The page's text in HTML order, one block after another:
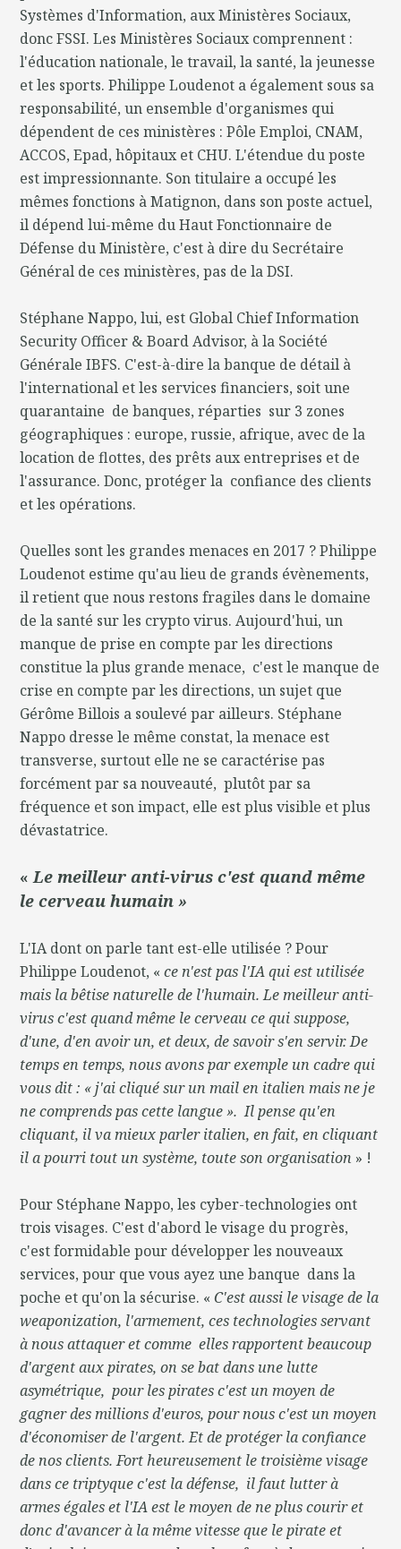
Systèmes d'Information, aux Ministères Sociaux,
donc FSSI. Les Ministères Sociaux comprennent :
l'éducation nationale, le travail, la santé, la jeunesse
et les sports. Philippe Loudenot a également sous sa
responsabilité, un ensemble d'organismes qui
dépendent de ces ministères : Pôle Emploi, CNAM,
ACCOS, Epad, hôpitaux et CHU. L'étendue du poste
est impressionnante. Son titulaire a occupé les
mêmes fonctions à Matignon, dans son poste actuel,
il dépend lui-même du Haut Fonctionnaire de
Défense du Ministère, c'est à dire du Secrétaire
Général de ces ministères, pas de la DSI.
Stéphane Nappo, lui, est Global Chief Information
Security Officer & Board Advisor, à la Société
Générale IBFS. C'est-à-dire la banque de détail à
l'international et les services financiers, soit une
quarantaine de banques, réparties sur 3 zones
géographiques : europe, russie, afrique, avec de la
location de flottes, des prêts aux entreprises et de
l'assurance. Donc, protéger la confiance des clients
et les opérations.
Quelles sont les grandes menaces en 2017 ? Philippe
Loudenot estime qu'au lieu de grands évènements,
il retient que nous restons fragiles dans le domaine
de la santé sur les crypto virus. Aujourd'hui, un
manque de prise en compte par les directions
constitue la plus grande menace, c'est le manque de
crise en compte par les directions, un sujet que
Gérôme Billois a soulevé par ailleurs. Stéphane
Nappo dresse le même constat, la menace est
transverse, surtout elle ne se caractérise pas
forcément par sa nouveauté, plutôt par sa
fréquence et son impact, elle est plus visible et plus
dévastatrice.
« Le meilleur anti-virus c'est quand même
le cerveau humain »
L'IA dont on parle tant est-elle utilisée ? Pour
Philippe Loudenot, «ce n'est pas l'IA qui est utilisée
mais la bêtise naturelle de l'humain. Le meilleur anti-
virus c'est quand même le cerveau ce qui suppose,
d'une, d'en avoir un, et deux, de savoir s'en servir. De
temps en temps, nous avons par exemple un cadre qui
vous dit : « j'ai cliqué sur un mail en italien mais ne je
ne comprends pas cette langue ». Il pense qu'en
cliquant, il va mieux parler italien, en fait, en cliquant
il a pourri tout un système, toute son organisation » !
Pour Stéphane Nappo, les cyber-technologies ont
trois visages. C'est d'abord le visage du progrès,
c'est formidable pour développer les nouveaux
services, pour que vous ayez une banque dans la
poche et qu'on la sécurise. «C'est aussi le visage de la
weaponization, l'armement, ces technologies servant
à nous attaquer et comme elles rapportent beaucoup
d'argent aux pirates, on se bat dans une lutte
asymétrique, pour les pirates c'est un moyen de
gagner des millions d'euros, pour nous c'est un moyen
d'économiser de l'argent. Et de protéger la confiance
de nos clients. Fort heureusement le troisième visage
dans ce triptyque c'est la défense, il faut lutter à
armes égales et l'IA est le moyen de ne plus courir et
donc d'avancer à la même vitesse que le pirate et